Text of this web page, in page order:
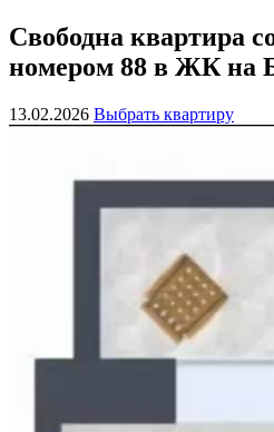
Свободна квартира
номером 88 в ЖК на
13.02.2026 Выбрать квартиру